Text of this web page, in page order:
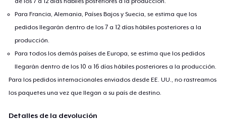
Para Francia, Alemania, Países Bajos y Suecia, se estima que los
pedidos llegarán dentro de los 7 a 12 días hábiles posteriores a la
producción.
Para todos los demás países de Europa, se estima que los pedidos
llegarán dentro de los 10 a 16 días hábiles posteriores a la producción.
Para los pedidos internacionales enviados desde EE. UU., no rastreamos
los paquetes una vez que llegan a su país de destino.
Detalles de la devolución